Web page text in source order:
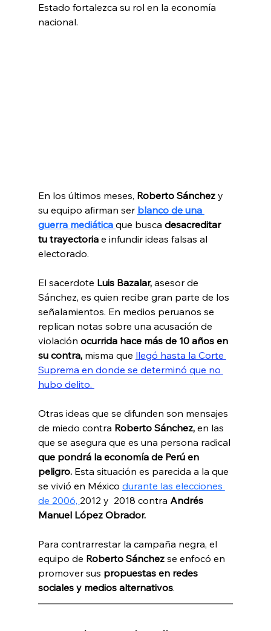
Estado fortalezca su rol en la economía
nacional.
En los últimos meses, Roberto Sánchez y
su equipo afirman ser blanco de una
guerra mediática que busca desacreditar
tu trayectoria e infundir ideas falsas al
electorado.
El sacerdote Luis Bazalar, asesor de
Sánchez, es quien recibe gran parte de los
señalamientos. En medios peruanos se
replican notas sobre una acusación de
violación ocurrida hace más de 10 años en
su contra, misma que llegó hasta la Corte
Suprema en donde se determinó que no
hubo delito.
Otras ideas que se difunden son mensajes
de miedo contra Roberto Sánchez, en las
que se asegura que es una persona radical
que pondrá la economía de Perú en
peligro. Esta situación es parecida a la que
se vivió en México durante las elecciones
de 2006, 2012 y  2018 contra Andrés
Manuel López Obrador.
Para contrarrestar la campaña negra, el
equipo de Roberto Sánchez se enfocó en
promover sus propuestas en redes
sociales y medios alternativos.